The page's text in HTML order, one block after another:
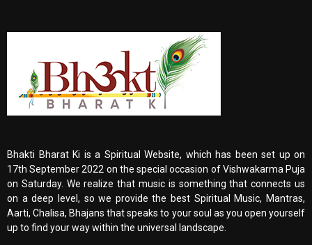
Bhakti Bharat Ki is a Spiritual Website, which has been set up on
17th September 2022 on the special occasion of Vishwakarma Puja
on Saturday. We realize that music is something that connects us
on a deep level, so we provide the best Spiritual Music, Mantras,
Aarti, Chalisa, Bhajans that speaks to your soul as you open yourself
up to find your way within the universal landscape.